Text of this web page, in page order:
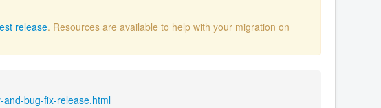
release. Resources are available to help with your migration on
and-bug-fix-release.html